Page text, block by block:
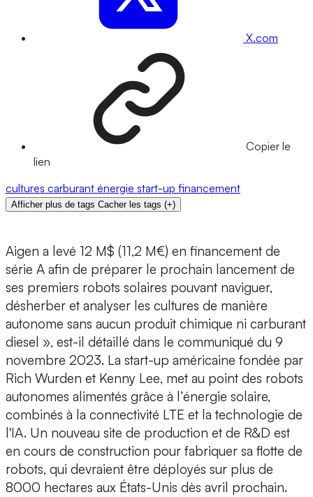
X.com
Copier le
lien
cultures carburant énergie start-up financement
Afficher plus de tags Cacher les tags (+)
Aigen a levé 12 M$ (11,2 M€) en financement de
série A afin de préparer le prochain lancement de
ses premiers robots solaires pouvant naviguer,
désherber et analyser les cultures de manière
autonome sans aucun produit chimique ni carburant
diesel », est-il détaillé dans le communiqué du 9
novembre 2023. La start-up américaine fondée par
Rich Wurden et Kenny Lee, met au point des robots
autonomes alimentés grâce à l’énergie solaire,
combinés à la connectivité LTE et la technologie de
l'IA. Un nouveau site de production et de R&D est
en cours de construction pour fabriquer sa flotte de
robots, qui devraient être déployés sur plus de
8000 hectares aux États-Unis dès avril prochain.